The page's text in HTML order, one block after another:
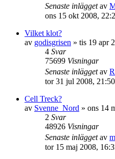
Senaste inläggetav
ons 15 okt 2008,
Vilket klot?
av godisgrisen » tis 19 apr
4 Svar
75699 Visningar
Senaste inläggetav
tor 31 jul 2008, 21:50
Cell Treck?
av Svenne_Nord » ons 14
2 Svar
48926 Visningar
Senaste inläggetav
tor 15 maj 2008,